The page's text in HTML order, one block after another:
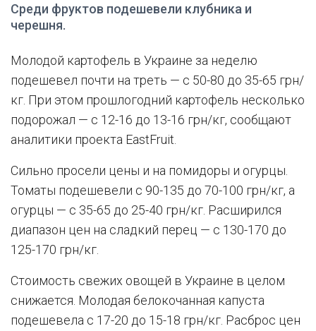
Среди фруктов подешевели клубника и
черешня.
Молодой картофель в Украине за неделю
подешевел почти на треть — с 50-80 до 35-65 грн/
кг. При этом прошлогодний картофель несколько
подорожал — с 12-16 до 13-16 грн/кг, сообщают
аналитики проекта EastFruit.
Сильно просели цены и на помидоры и огурцы.
Томаты подешевели с 90-135 до 70-100 грн/кг, а
огурцы — с 35-65 до 25-40 грн/кг. Расширился
диапазон цен на сладкий перец — с 130-170 до
125-170 грн/кг.
Стоимость свежих овощей в Украине в целом
снижается. Молодая белокочанная капуста
подешевела с 17-20 до 15-18 грн/кг. Расброс цен